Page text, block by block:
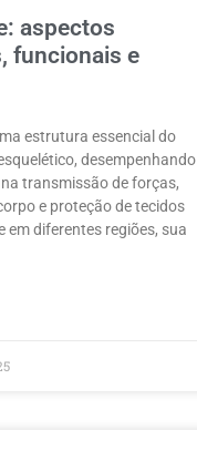
aspectos
funcionais e
estrutura essencial do
desempenhando
transmissão de forças,
e proteção de tecidos
em diferentes regiões, sua